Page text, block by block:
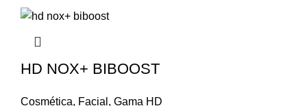
HD NOX+ BIBOOST
Cosmética, Facial , Gama HD